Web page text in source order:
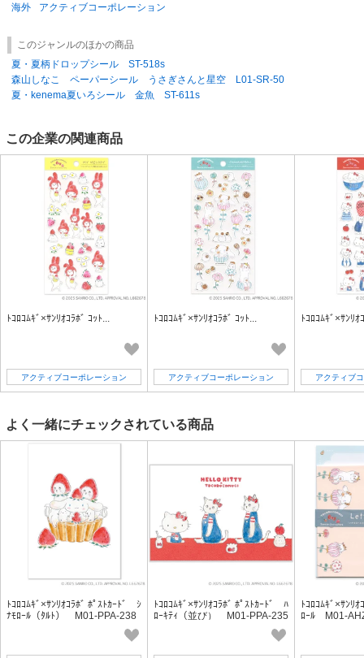
あらかじめご了承いただけますようお願い申し上げます。
海外
アクティブコーポレーション
このジャンルのほかの商品
夏・夏柄ドロップシール ST-518s
森山しなこ ペーパーシール うさぎさんと星空 L01-SR-50
夏・kenema夏いろシール 金魚 ST-611s
この企業の関連商品
ﾄｺﾛｺﾑｷﾞ×ｻﾝﾘｵｺﾗﾎﾞ ｺｯﾄ...
アクティブコーポレーション
ﾄｺﾛｺﾑｷﾞ×ｻﾝﾘｵｺﾗﾎﾞ ｺｯﾄ...
アクティブコーポレーション
ﾄｺﾛｺﾑｷﾞ×ｻﾝﾘｵ
アクティブ
よく一緒にチェックされている商品
ﾄｺﾛｺﾑｷﾞ×ｻﾝﾘｵｺﾗﾎﾞ ﾎﾟｽﾄｶｰﾄﾞ ｼ
ﾅﾓﾛｰﾙ（ﾀﾙﾄ） M01-PPA-238
ﾄｺﾛｺﾑｷﾞ×ｻﾝﾘｵｺﾗﾎﾞ ﾎﾟｽﾄｶｰﾄﾞ ﾊ
ﾛｰｷﾃｨ（並び） M01-PPA-235
ﾄｺﾛｺﾑｷﾞ×ｻﾝﾘ
ﾛｰﾙ M01-